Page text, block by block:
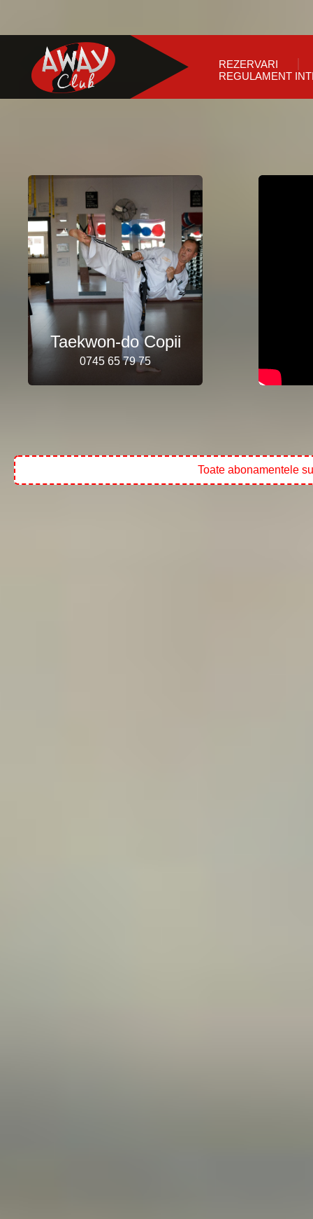
REZERVARI
REGULAMENT
Taekwon-do Copii
0745 65 79 75
Toate abonamentele